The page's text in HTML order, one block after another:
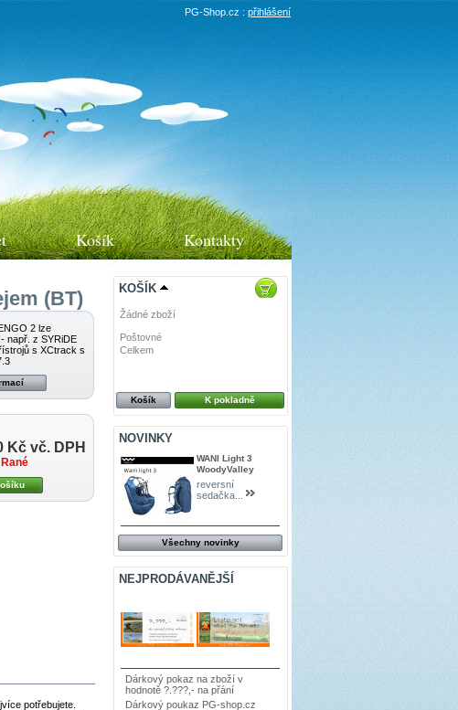
PG-Shop.cz : přihlášení
Košík Kontakty
(BT)
2 lze
např. z SYRiDE
s XCtrack s
Kč vč. DPH
potřebujete.
KOŠÍK
Žádné zboží
Poštovné
Celkem
Košík K pokladně
NOVINKY
WANI Light 3
WoodyValley
reversní
sedačka...
Všechny novinky
NEJPRODÁVANĚJŠÍ
Dárkový pokaz na zboží v
hodnotě ?.???,- na přání
Dárkový poukaz PG-shop.cz